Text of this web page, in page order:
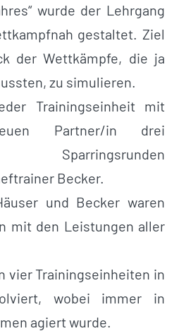
wurde der Lehrgang
gestaltet. Ziel
der Wettkämpfe, die ja
zu simulieren.
Trainingseinheit mit
Partner/in drei
Sparringsrunden
Becker.
und Becker waren
mit den Leistungen aller
vier Trainingseinheiten in
wobei immer in
agiert wurde.